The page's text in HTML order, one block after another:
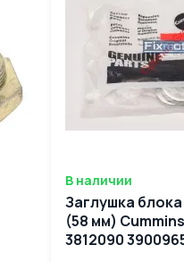
В наличии
Заглушка
(58 мм)
3812090